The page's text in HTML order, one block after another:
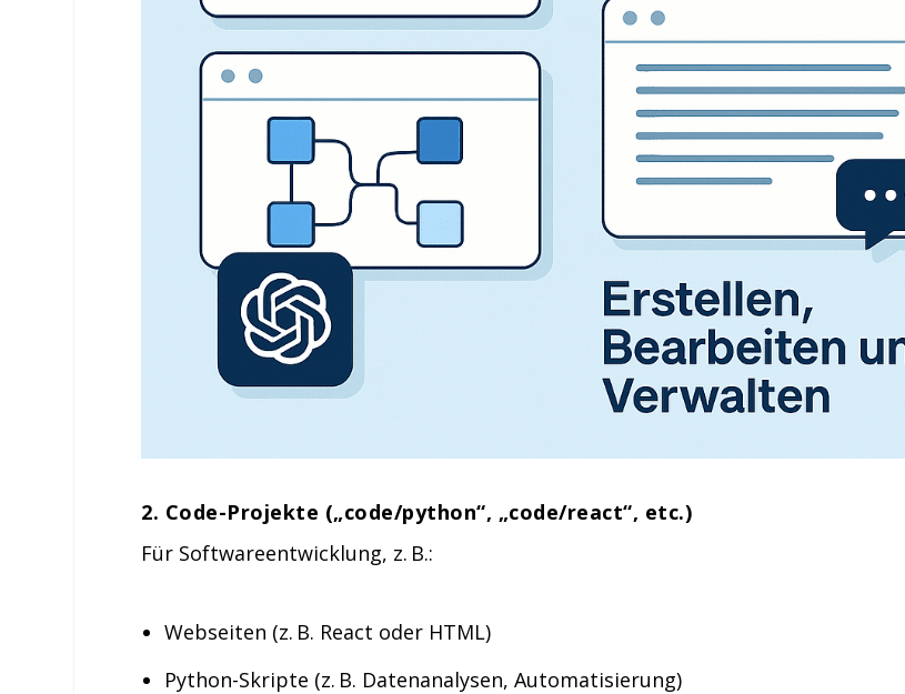
2. Code-Projekte („code/python“, „code/react“, etc.)
Für Softwareentwicklung, z. B.:
Webseiten (z. B. React oder HTML)
Python-Skripte (z. B. Datenanalysen, Automatisierung)